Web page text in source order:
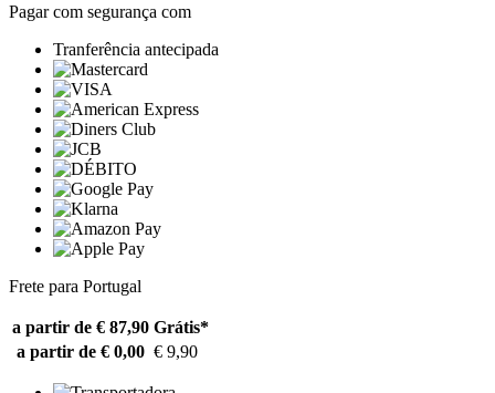
Pagar com segurança com
Tranferência antecipada
Frete para Portugal
a partir de € 87,90 Grátis*
a partir de € 0,00 € 9,90